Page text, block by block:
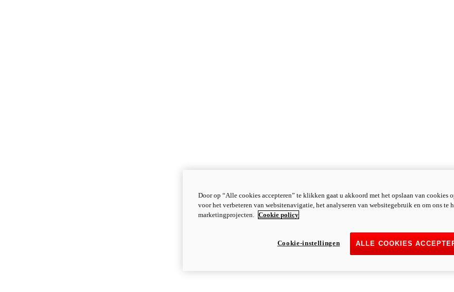
Door op “Alle cookies accepteren” te klikken gaat u akkoord met het opslaan van cookies
voor het verbeteren van websitenavigatie, het analyseren van websitegebruik en om ons te
marketingprojecten. Cookie policy
ALLE COOKIES
Cookie-instellingen